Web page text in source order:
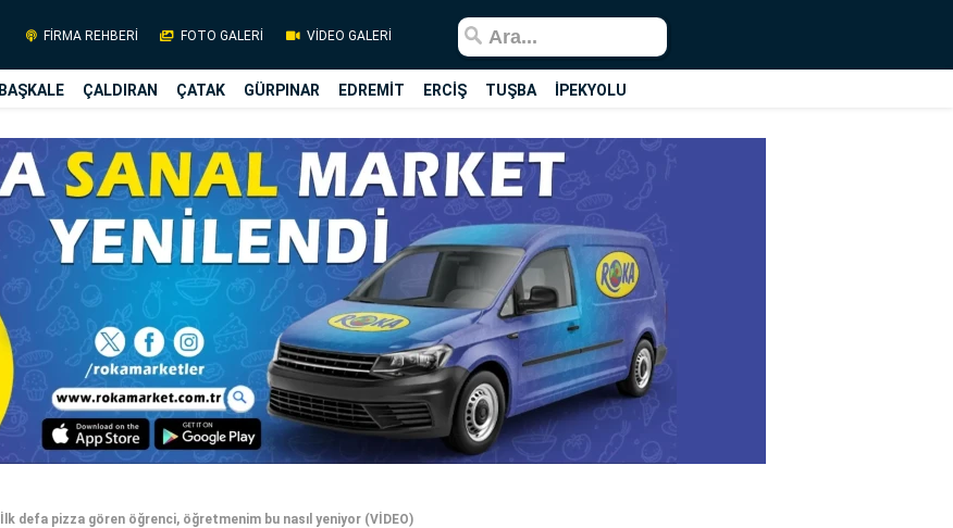
FİRMA REHBERİ FOTO GALERİ VİDEO GALERİ
BAŞKALE ÇALDIRAN ÇATAK GÜRPINAR EDREMİT ERCİŞ TUŞBA İPEKYOLU
İlk defa pizza gören öğrenci, öğretmenim bu nasıl yeniyor (VİDEO)